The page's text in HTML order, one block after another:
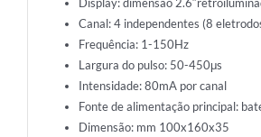
Canal: 4 independentes (8
Frequência: 1-150Hz
Largura do pulso: 50-450μs
Intensidade: 80mA por canal
Fonte de alimentação principal:
Dimensão: mm 100x160x35